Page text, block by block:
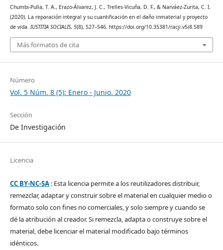
Chumbi-Pulla, T. A., Erazo-Álvarez, J. C., Trelles-Vicuña, D. F., & Narváez-Zurita, C. I.
(2020). La reparación integral y su cuantificación en el daño inmaterial y proyecto
de vida. IUSTITIA SOCIALIS, 5(8), 527–546. https://doi.org/10.35381/racji.v5i8.589
Más formatos de cita
Número
Vol. 5 Núm. 8 (5): Enero - Junio. 2020
Sección
De Investigación
Licencia
CC BY-NC-SA: Esta licencia permite a los reutilizadores distribuir,
remezclar, adaptar y construir sobre el material en cualquier medio o
formato solo con fines no comerciales, y solo siempre y cuando se
dé la atribución al creador. Si remezcla, adapta o construye sobre el
material, debe licenciar el material modificado bajo términos
idénticos.